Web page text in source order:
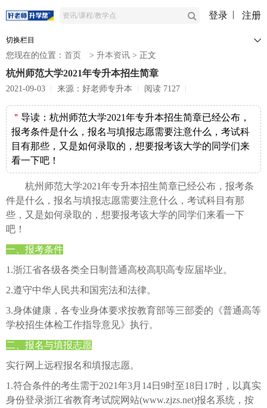
登录 注册
切换栏目
您现在的位置： 首页 > 升本资讯 > 正文
杭州师范大学2021年专升本招生简章
2021-09-03 来源：好老师专升本 阅读 7127
＂ 导读： 杭州师范大学2021年专升本招生简章已经公布，
报考条件是什么，报名与填报志愿需要注意什么，考试科
目有那些，又是如何录取的，想要报考该大学的同学们来
看一下吧！
杭州师范大学2021年专升本招生简章已经公布，报考条
件是什么，报名与填报志愿需要注意什么，考试科目有那
些，又是如何录取的，想要报考该大学的同学们来看一下
吧！
一、报考条件
1.浙江省各级各类全日制普通高校高职高专应届毕业。
2.遵守中华人民共和国宪法和法律。
3.身体健康，各专业身体要求按教育部等三部委的《普通高等
学校招生体检工作指导意见》执行。
二、报名与填报志愿
实行网上远程报名和填报志愿。
1.符合条件的考生需于2021年3月14日9时至18日17时，以真实
身份登录浙江省教育考试院网站(www.zjzs.net)报名系统，按